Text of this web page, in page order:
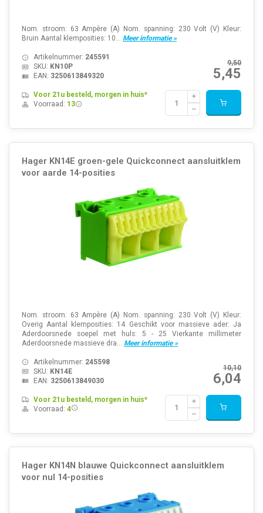
Nom. stroom: 63 Ampère (A) Nom. spanning: 230 Volt (V) Kleur:
Bruin Aantal klemposities: 10... Meer informatie »
9,50
5,45
Artikelnummer: 245591
SKU: KN10P
EAN: 3250613849320
Voor 21u besteld, morgen in huis*
Voorraad: 13
Hager KN14E groen-gele Quickconnect aansluitklem
voor aarde 14-posities
Nom. stroom: 63 Ampère (A) Nom. spanning: 230 Volt (V) Kleur:
Overig Aantal klemposities: 14 Geschikt voor massieve ader: Ja
Aderdoorsnede soepel met huls: 5 - 25 Vierkante millimeter
Aderdoorsnede massieve dra... Meer informatie »
10,10
6,04
Artikelnummer: 245598
SKU: KN14E
EAN: 3250613849030
Voor 21u besteld, morgen in huis*
Voorraad: 4
Hager KN14N blauwe Quickconnect aansluitklem
voor nul 14-posities